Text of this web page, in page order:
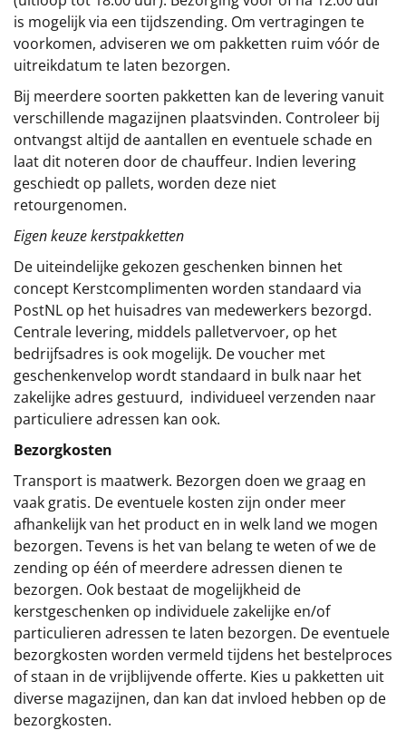
is mogelijk via een tijdszending. Om vertragingen te
voorkomen, adviseren we om pakketten ruim vóór de
uitreikdatum te laten bezorgen.
Bij meerdere soorten pakketten kan de levering vanuit
verschillende magazijnen plaatsvinden. Controleer bij
ontvangst altijd de aantallen en eventuele schade en
laat dit noteren door de chauffeur. Indien levering
geschiedt op pallets, worden deze niet
retourgenomen.
Eigen keuze kerstpakketten
De uiteindelijke gekozen geschenken binnen het
concept Kerstcomplimenten worden standaard via
PostNL op het huisadres van medewerkers bezorgd.
Centrale levering, middels palletvervoer, op het
bedrijfsadres is ook mogelijk. De voucher met
geschenkenvelop wordt standaard in bulk naar het
zakelijke adres gestuurd, individueel verzenden naar
particuliere adressen kan ook.
Bezorgkosten
Transport is maatwerk. Bezorgen doen we graag en
vaak gratis. De eventuele kosten zijn onder meer
afhankelijk van het product en in welk land we mogen
bezorgen. Tevens is het van belang te weten of we de
zending op één of meerdere adressen dienen te
bezorgen. Ook bestaat de mogelijkheid de
kerstgeschenken op individuele zakelijke en/of
particulieren adressen te laten bezorgen. De eventuele
bezorgkosten worden vermeld tijdens het bestelproces
of staan in de vrijblijvende offerte. Kies u pakketten uit
diverse magazijnen, dan kan dat invloed hebben op de
bezorgkosten.